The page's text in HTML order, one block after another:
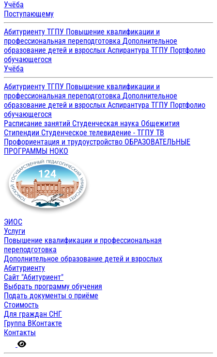
Учёба
Поступающему
Абитуриенту ТГПУ Повышение квалификации и
профессиональная переподготовка Дополнительное
образование детей и взрослых Аспирантура ТГПУ Портфолио
обучающегося
Учёба
Абитуриенту ТГПУ Повышение квалификации и
профессиональная переподготовка Дополнительное
образование детей и взрослых Аспирантура ТГПУ Портфолио
обучающегося
Расписание занятий Студенческая наука Общежития
Стипендии Студенческое телевидение - ТГПУ ТВ
Профориентация и трудоустройство ОБРАЗОВАТЕЛЬНЫЕ
ПРОГРАММЫ НОКО
ЭИОС
Услуги
Повышение квалификации и профессиональная
переподготовка
Дополнительное образование детей и взрослых
Абитуриенту
Сайт "Абитуриент"
Выбрать программу обучения
Подать документы о приёме
Стоимость
Для граждан СНГ
Группа ВКонтакте
Контакты